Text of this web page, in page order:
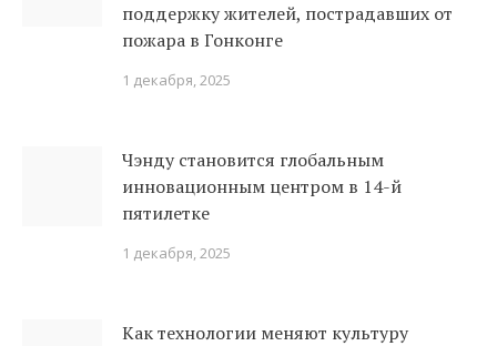
поддержку жителей, пострадавших от
пожара в Гонконге
1 декабря, 2025
Чэнду становится глобальным
инновационным центром в 14-й
пятилетке
1 декабря, 2025
Как технологии меняют культуру